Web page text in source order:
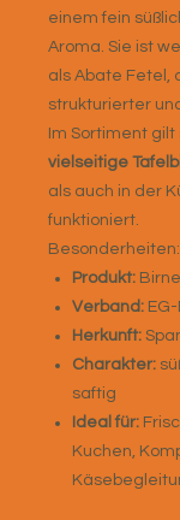
einem fein
Aroma. Sie ist
als Abate Fetel,
strukturierter
Im Sortiment gilt
vielseitige
als auch in der
funktioniert.
Besonderheiten:
Produkt:
Verband:
Herkunft:
Charakter:
saftig
Ideal für:
Kuchen,